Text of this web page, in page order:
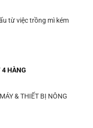
từ việc trồng mì kém
4 HÀNG
& THIẾT BỊ NÔNG